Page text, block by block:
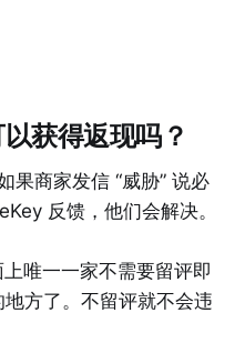
获得返现吗？
果商家发信 “威胁” 说必
反馈，他们会解决。
唯一一家不需要留评即
方了。不留评就不会违